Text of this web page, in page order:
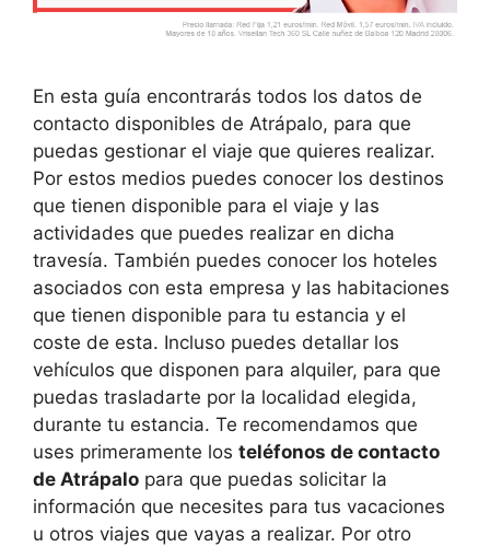
En esta guía encontrarás todos los datos de
contacto disponibles de Atrápalo, para que
puedas gestionar el viaje que quieres realizar.
Por estos medios puedes conocer los destinos
que tienen disponible para el viaje y las
actividades que puedes realizar en dicha
travesía. También puedes conocer los hoteles
asociados con esta empresa y las habitaciones
que tienen disponible para tu estancia y el
coste de esta. Incluso puedes detallar los
vehículos que disponen para alquiler, para que
puedas trasladarte por la localidad elegida,
durante tu estancia. Te recomendamos que
uses primeramente los teléfonos de contacto
de Atrápalo para que puedas solicitar la
información que necesites para tus vacaciones
u otros viajes que vayas a realizar. Por otro